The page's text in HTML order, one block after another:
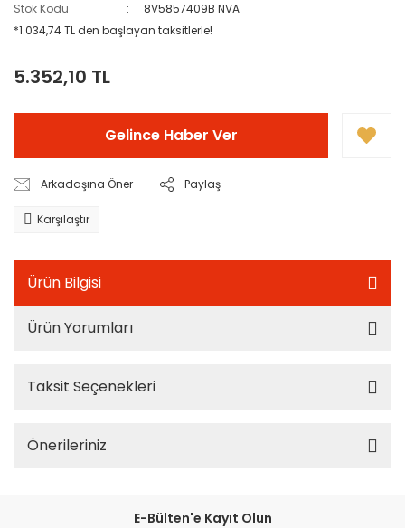
Stok Kodu
8V5857409B NVA
*1.034,74 TL den başlayan taksitlerle!
5.352,10 TL
Gelince Haber Ver
Arkadaşına Öner Paylaş
Karşılaştır
Ürün Bilgisi
Ürün Yorumları
Taksit Seçenekleri
Önerileriniz
E-Bülten'e Kayıt Olun